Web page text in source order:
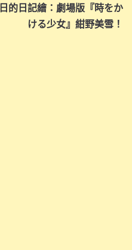
日的日記繪：劇場版『時をか
ける少女』紺野美雪！